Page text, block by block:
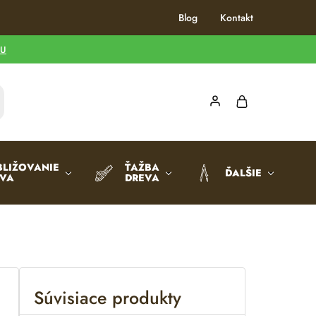
Blog Kontakt
ŤAŽBA
DREVA ĎALŠIE
Súvisiace produkty